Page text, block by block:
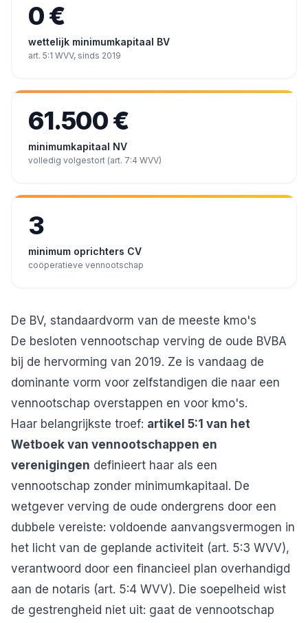
0 €
wettelijk minimumkapitaal BV
art. 5:1 WVV, sinds 2019
61.500 €
minimumkapitaal NV
volledig volgestort (art. 7:4 WVV)
3
minimum oprichters CV
coöperatieve vennootschap
De BV, standaardvorm van de meeste kmo's
De besloten vennootschap verving de oude BVBA
bij de hervorming van 2019. Ze is vandaag de
dominante vorm voor zelfstandigen die naar een
vennootschap overstappen en voor kmo's.
Haar belangrijkste troef: artikel 5:1 van het
Wetboek van vennootschappen en
verenigingen definieert haar als een
vennootschap zonder minimumkapitaal. De
wetgever verving de oude ondergrens door een
dubbele vereiste: voldoende aanvangsvermogen in
het licht van de geplande activiteit (art. 5:3 WVV),
verantwoord door een financieel plan overhandigd
aan de notaris (art. 5:4 WVV). Die soepelheid wist
de gestrengheid niet uit: gaat de vennootschap